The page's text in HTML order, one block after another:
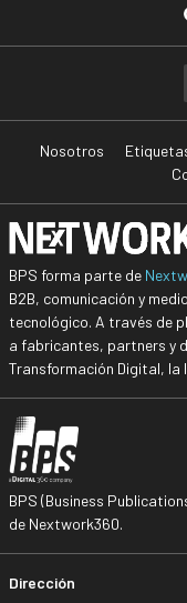
Nosotros
BPS forma parte de
B2B, comunicación y
tecnológico. A través de
a fabricantes, partners y
Transformación Digital, la
BPS (Business
de Nextwork360.
Dirección